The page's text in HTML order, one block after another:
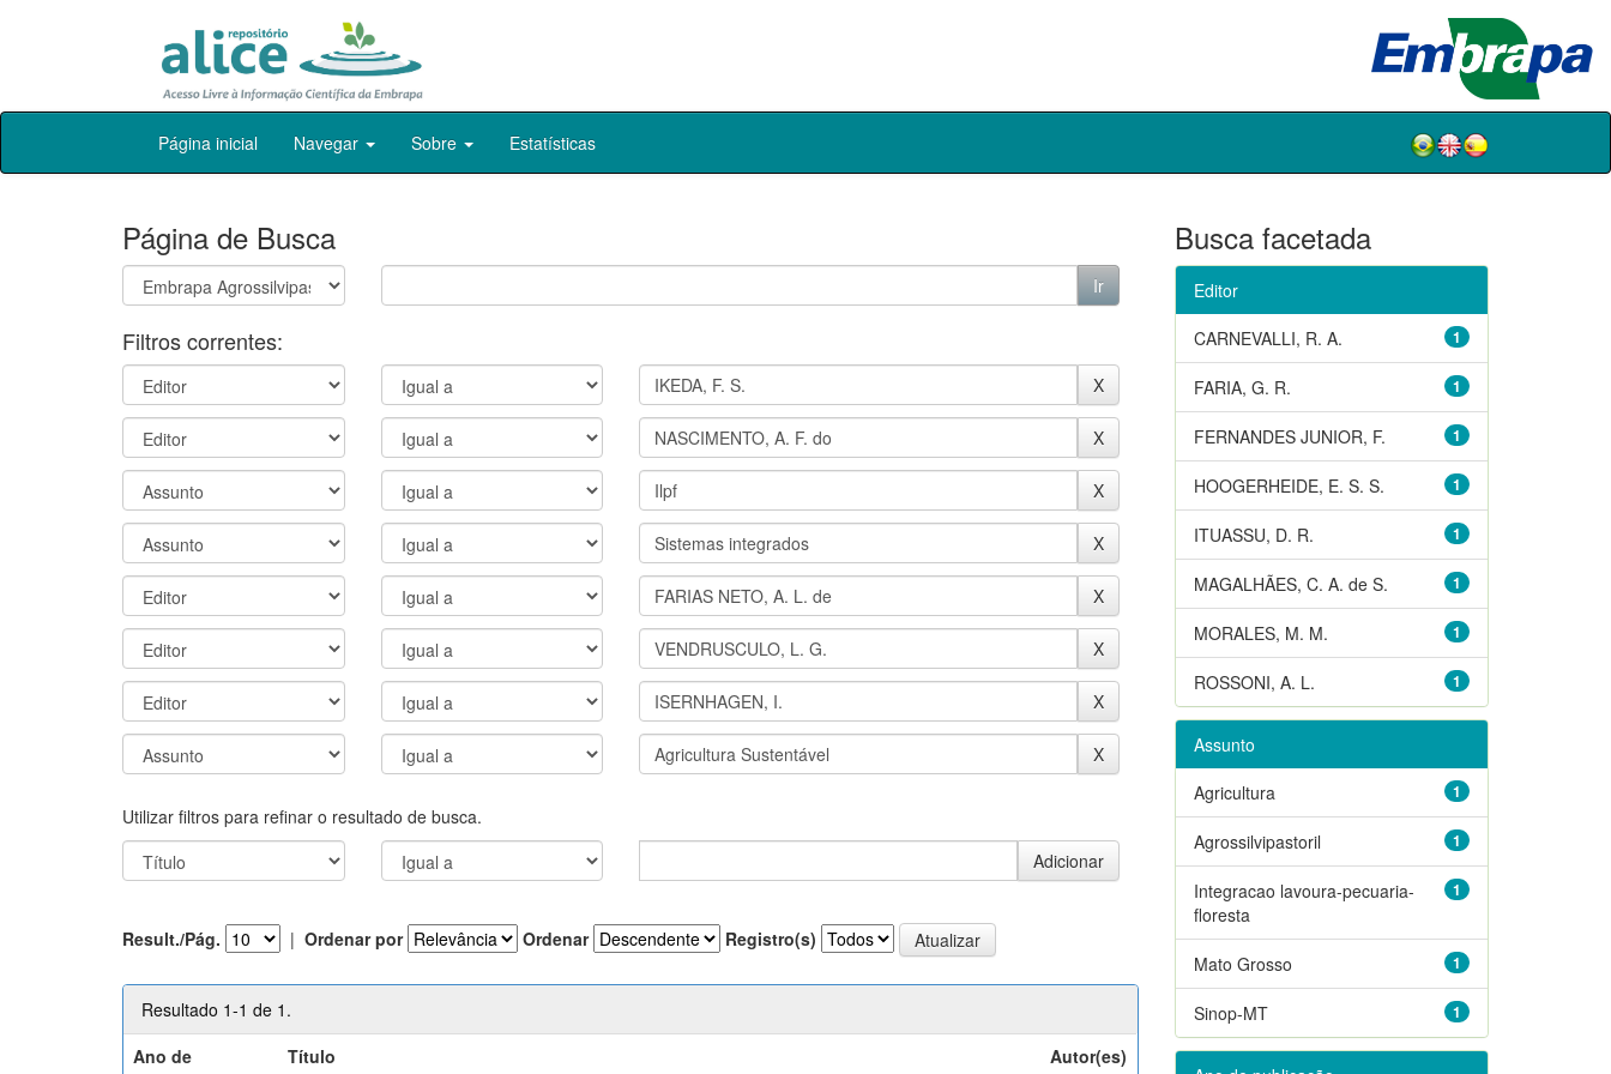
Skip
Página inicial Navegar Sobre Estatísticas
Página de Busca
Filtros correntes:
Utilizar filtros para refinar o resultado de busca.
Result./Pág. | Ordenar por Ordenar Registro(s)
Resultado 1-1 de 1.
Ano de
Título Autor(es)
Busca facetada
Editor
1
CARNEVALLI, R. A.
1
FARIA, G. R.
1
FERNANDES JUNIOR, F.
1
HOOGERHEIDE, E. S. S.
1
ITUASSU, D. R.
1
MAGALHÃES, C. A. de S.
1
MORALES, M. M.
1
ROSSONI, A. L.
Assunto
1
Agricultura
1
Agrossilvipastoril
1
Integracao lavoura-pecuaria-
floresta
1
Mato Grosso
1
Sinop-MT